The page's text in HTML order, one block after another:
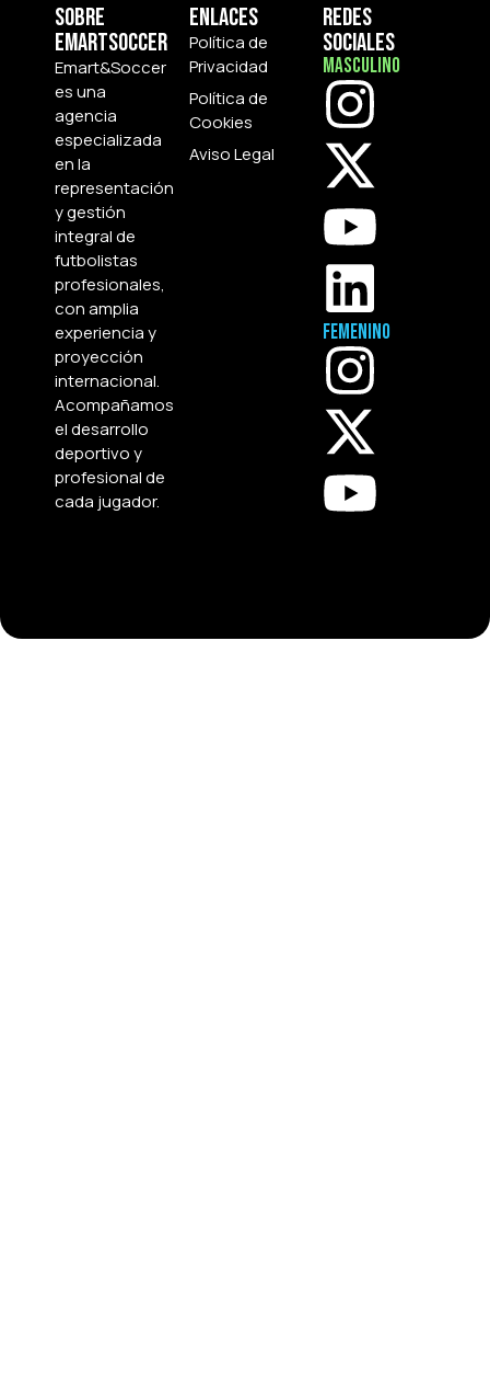
Sobre
Emartsoccer
Emart&Soccer
es una
agencia
especializada
en la
representación
y gestión
integral de
futbolistas
profesionales,
con amplia
experiencia y
proyección
internacional.
Acompañamos
el desarrollo
deportivo y
profesional de
cada jugador.
Enlaces
Política de
Privacidad
Política de
Cookies
Aviso Legal
Redes
Sociales
Masculino
Femenino